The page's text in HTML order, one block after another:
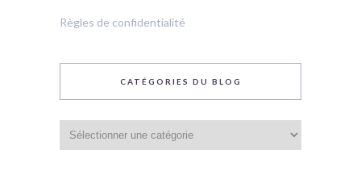
Règles de confidentialité
CATÉGORIES DU BLOG
du
blog